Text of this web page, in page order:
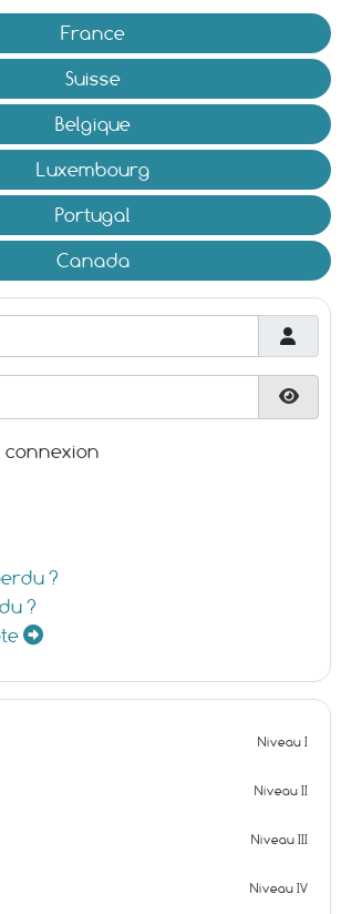
France
Suisse
Belgique
Luxembourg
Portugal
Canada
?
?
Niveau I
Niveau II
Niveau III
Niveau IV